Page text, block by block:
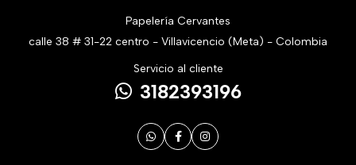
Papelería Cervantes
calle 38 # 31-22 centro - Villavicencio (Meta) - Colombia
Servicio al cliente
3182393196